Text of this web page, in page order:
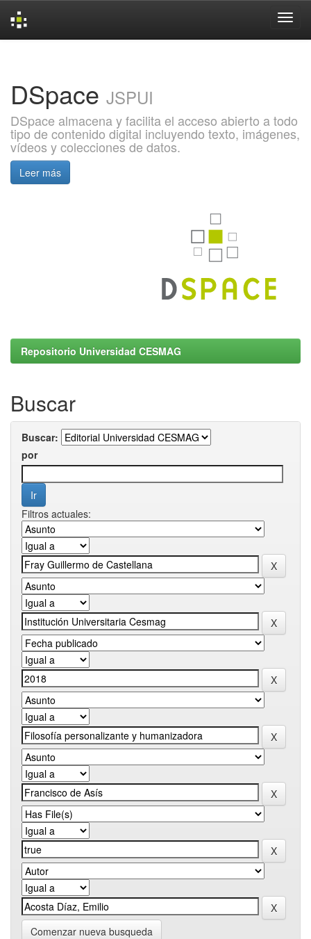
DSpace JSPUI
DSpace almacena y facilita el acceso abierto a todo
tipo de contenido digital incluyendo texto, imágenes,
vídeos y colecciones de datos.
Leer más
Repositorio Universidad CESMAG
Buscar
Buscar:
por
Filtros actuales:
Comenzar nueva busqueda